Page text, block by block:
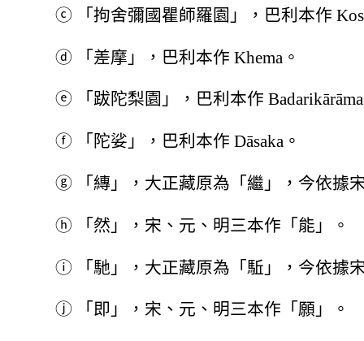
ⓒ 「拘舍彌國瞿師羅園」，巴利本作
ⓓ 「差摩」，巴利本作 Khema。
ⓔ 「跋陀梨園」，巴利本作
ⓕ 「陀娑」，巴利本作 Dāsaka。
ⓖ 「縳」，大正藏原為「繼」，今依據
ⓗ 「然」，宋、元、明三本作「能」。
ⓘ 「馳」，大正藏原為「駈」，今依據
ⓙ 「即」，宋、元、明三本作「願」。